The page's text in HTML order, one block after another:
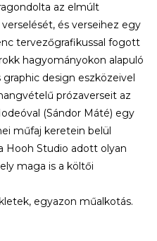
az elmúlt
és verseihez egy
tervezőgrafikussal fogott
hagyományokon alapuló
design eszközeivel
prózaverseit az
(Sándor Máté) egy
műfaj keretein belül
Hooh Studio adott olyan
maga is a költői
egyazon műalkotás.